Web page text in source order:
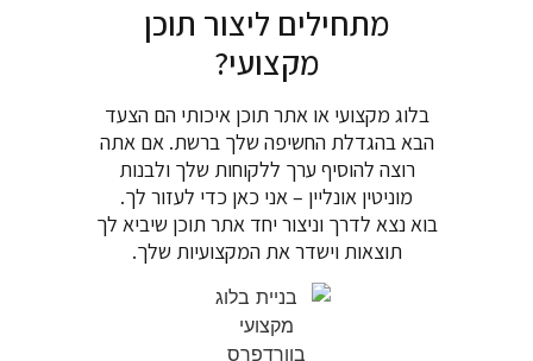
מתחילים ליצור תוכן
מקצועי?
בלוג מקצועי או אתר תוכן איכותי הם הצעד
הבא בהגדלת החשיפה שלך ברשת. אם אתה
רוצה להוסיף ערך ללקוחות שלך ולבנות
מוניטין אונליין – אני כאן כדי לעזור לך.
בוא נצא לדרך וניצור יחד אתר תוכן שיביא לך
תוצאות וישדר את המקצועיות שלך.